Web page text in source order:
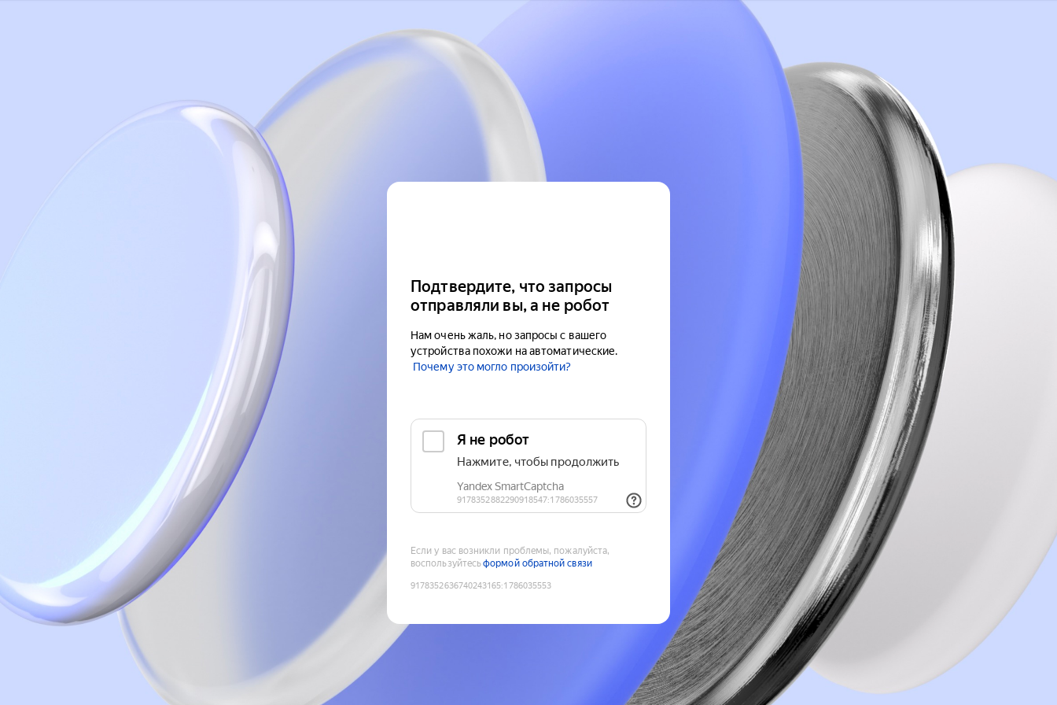
Подтвердите, что запросы
отправляли вы, а не робот
Нам очень жаль, но запросы с вашего
устройства похожи на автоматические.
Почему это могло произойти?
Если у вас возникли проблемы, пожалуйста,
воспользуйтесьформой обратной связи
9178352636740243165:1786035553